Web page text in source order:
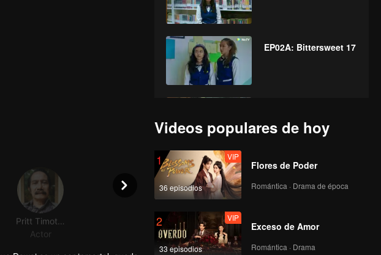
EP02A: Bittersweet 17
VIP EP03A: Bittersweet 17
VIP EP03B: Bittersweet 17
Actor
Videos populares de hoy
1
36 episodios
VIP
Flores de Poder
Romántica · Drama de época
2
33 episodios
VIP
Exceso de Amor
Romántica · Drama